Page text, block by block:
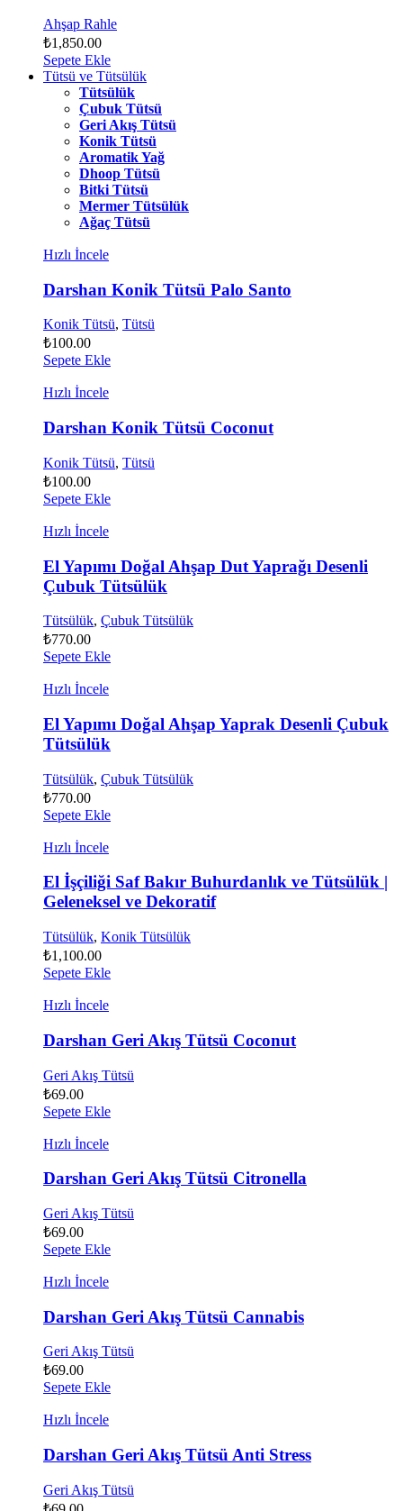
Ahşap Rahle
₺1,850.00
Sepete Ekle
Tütsü ve Tütsülük
Tütsülük
Çubuk Tütsü
Geri Akış Tütsü
Konik Tütsü
Aromatik Yağ
Dhoop Tütsü
Bitki Tütsü
Mermer Tütsülük
Ağaç Tütsü
Hızlı İncele
Darshan Konik Tütsü Palo Santo
Konik Tütsü, Tütsü
₺100.00
Sepete Ekle
Hızlı İncele
Darshan Konik Tütsü Coconut
Konik Tütsü, Tütsü
₺100.00
Sepete Ekle
Hızlı İncele
El Yapımı Doğal Ahşap Dut Yaprağı Desenli
Çubuk Tütsülük
Tütsülük, Çubuk Tütsülük
₺770.00
Sepete Ekle
Hızlı İncele
El Yapımı Doğal Ahşap Yaprak Desenli Çubuk
Tütsülük
Tütsülük, Çubuk Tütsülük
₺770.00
Sepete Ekle
Hızlı İncele
El İşçiliği Saf Bakır Buhurdanlık ve Tütsülük |
Geleneksel ve Dekoratif
Tütsülük, Konik Tütsülük
₺1,100.00
Sepete Ekle
Hızlı İncele
Darshan Geri Akış Tütsü Coconut
Geri Akış Tütsü
₺69.00
Sepete Ekle
Hızlı İncele
Darshan Geri Akış Tütsü Citronella
Geri Akış Tütsü
₺69.00
Sepete Ekle
Hızlı İncele
Darshan Geri Akış Tütsü Cannabis
Geri Akış Tütsü
₺69.00
Sepete Ekle
Hızlı İncele
Darshan Geri Akış Tütsü Anti Stress
Geri Akış Tütsü